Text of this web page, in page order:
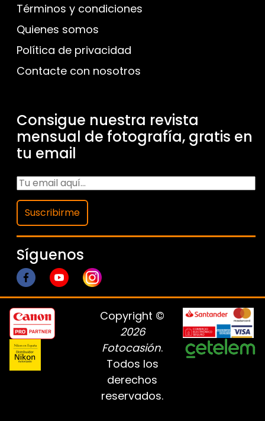
Términos y condiciones
Quienes somos
Política de privacidad
Contacte con nosotros
Consigue nuestra revista
mensual de fotografía, gratis en
tu email
Suscribirme
Síguenos
Copyright ©
2026
Fotocasión.
Todos los
derechos
reservados.